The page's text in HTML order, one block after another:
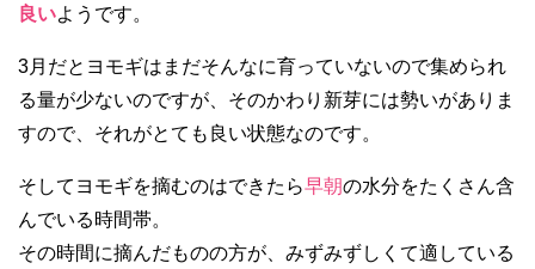
良いようです。
3月だとヨモギはまだそんなに育っていないので集められ
る量が少ないのですが、そのかわり新芽には勢いがありま
すので、それがとても良い状態なのです。
そしてヨモギを摘むのはできたら早朝の水分をたくさん含
んでいる時間帯。
その時間に摘んだものの方が、みずみずしくて適している